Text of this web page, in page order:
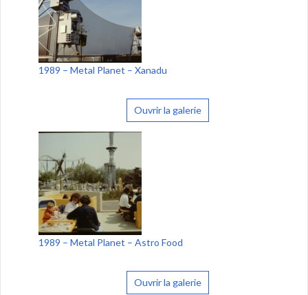
1989 – Metal Planet – Xanadu
Ouvrir la galerie
1989 – Metal Planet – Astro Food
Ouvrir la galerie